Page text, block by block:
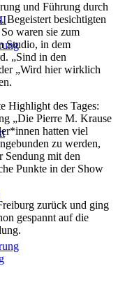
und Führung durch
Begeistert besichtigten
waren sie zum
Studio, in dem
„Sind in den
„Wird hier wirklich
Highlight des Tages:
„Die Pierre M. Krause
hatten viel
zu werden,
Sendung mit den
Punkte in der Show
zurück und ging
gespannt auf die